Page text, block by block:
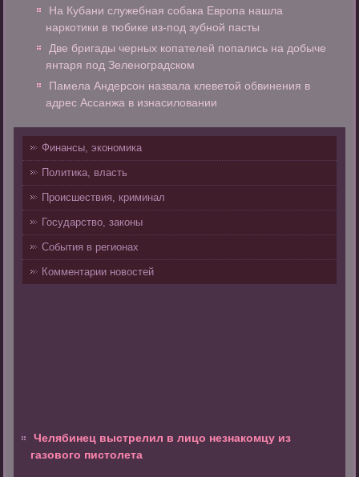
На Кубани служебная собака Европа нашла
наркотики в тюбике из-под зубной пасты
Две бригады черных копателей попались на добыче
янтаря под Зеленоградском
Памела Андерсон назвала клеветой обвинения в
адрес Ассанжа в изнасиловании
Финансы, экономика
Политика, власть
Происшествия, криминал
Государство, законы
События в регионах
Комментарии новостей
Челябинец выстрелил в лицо незнакомцу из
газового пистолета